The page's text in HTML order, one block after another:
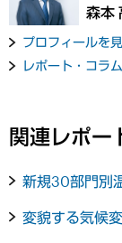
森本
プロフィールを
レポート・コラム
関連レポー
新規30部門別
変貌する気候